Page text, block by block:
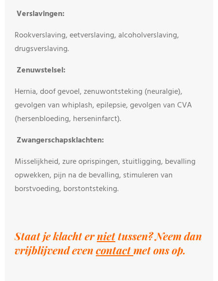
Verslavingen:
Rookverslaving, eetverslaving, alcoholverslaving,
drugsverslaving.
Zenuwstelsel:
Hernia, doof gevoel, zenuwontsteking (neuralgie),
gevolgen van whiplash, epilepsie, gevolgen van CVA
(hersenbloeding, herseninfarct).
Zwangerschapsklachten:
Misselijkheid, zure oprispingen, stuitligging, bevalling
opwekken, pijn na de bevalling, stimuleren van
borstvoeding, borstontsteking.
Staat je klacht erniettussen? Neem dan
vrijblijvend even contactmet ons op.